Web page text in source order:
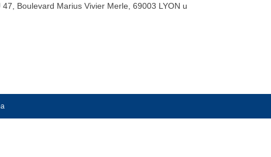
Boulevard Marius Vivier Merle, 69003 LYON u